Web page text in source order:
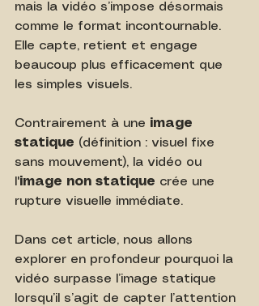
mais la vidéo s’impose désormais
comme le format incontournable.
Elle capte, retient et engage
beaucoup plus efficacement que
les simples visuels.
Contrairement à une image
statique (définition : visuel fixe
sans mouvement), la vidéo ou
l'image non statique crée une
rupture visuelle immédiate.
Dans cet article, nous allons
explorer en profondeur pourquoi la
vidéo surpasse l’image statique
lorsqu’il s’agit de capter l’attention